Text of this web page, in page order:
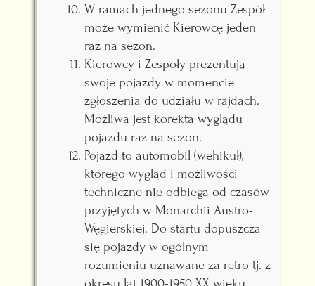
W ramach jednego sezonu Zespół
może wymienić Kierowcę jeden
raz na sezon.
Kierowcy i Zespoły prezentują
swoje pojazdy w momencie
zgłoszenia do udziału w rajdach.
Możliwa jest korekta wyglądu
pojazdu raz na sezon.
Pojazd to automobil (wehikuł),
którego wygląd i możliwości
techniczne nie odbiega od czasów
przyjętych w Monarchii Austro-
Węgierskiej. Do startu dopuszcza
się pojazdy w ogólnym
rozumieniu uznawane za retro tj. z